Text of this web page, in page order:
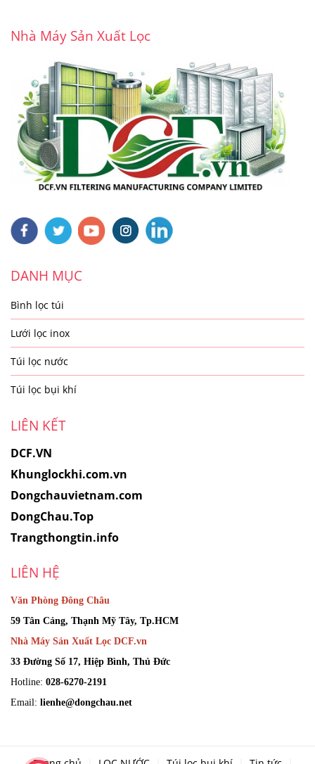
Nhà Máy Sản Xuất Lọc
DANH MỤC
Bình lọc túi
Lưới lọc inox
Túi lọc nước
Túi lọc bụi khí
LIÊN KẾT
DCF.VN
Khunglockhi.com.vn
Dongchauvietnam.com
DongChau.Top
Trangthongtin.info
LIÊN HỆ
Văn Phòng Đông Châu
59 Tân Cảng, Thạnh Mỹ Tây, Tp.HCM
Nhà Máy Sản Xuất Lọc DCF.vn
33 Đường Số 17, Hiệp Bình, Thủ Đức
Hotline: 028-6270-2191
Email: lienhe@dongchau.net